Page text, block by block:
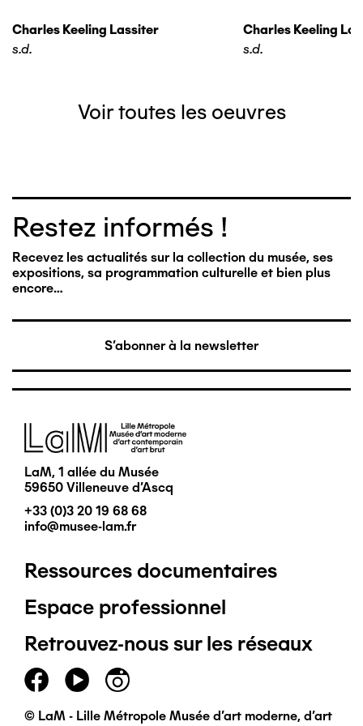
Charles Keeling Lassiter
s.d.
Charles Keeling
s.d.
Voir toutes les oeuvres
Restez informés !
Recevez les actualités sur la collection du musée, ses
expositions, sa programmation culturelle et bien plus
encore…
S'abonner à la newsletter
Image
LaM, 1 allée du Musée
59650 Villeneuve d'Ascq
+33 (0)3 20 19 68 68
info@musee-lam.fr
Pied
de
page
principal
Ressources documentaires
Espace professionnel
Retrouvez-nous sur les réseaux
© LaM - Lille Métropole Musée d'art moderne, d'art